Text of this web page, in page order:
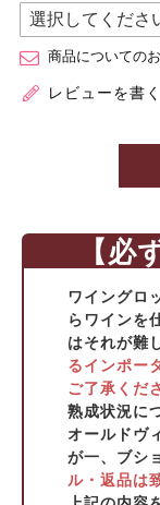
商品についての
レビューを書く
【必
ワイングロ
らワインを
はそれが難
るインポー
ご了承くだ
熟成状況に
オールドヴ
が一、ブシ
ル・返品は